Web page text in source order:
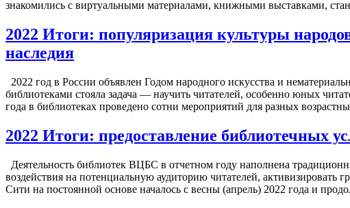
знакомились с виртуальными материалами, книжными выставками,
2022 Итоги: популяризация культуры
наследия
2022 год в России объявлен Годом народного искусства и
библиотеками стояла задача — научить читателей, особенно юных
года в библиотеках проведено сотни мероприятий для разных
2022 Итоги: предоставление библиотечных
Деятельность библиотек ВЦБС в отчетном году наполнена
воздействия на потенциальную аудиторию читателей,
Сити на постоянной основе началось с весны (апрель) 2022 года и